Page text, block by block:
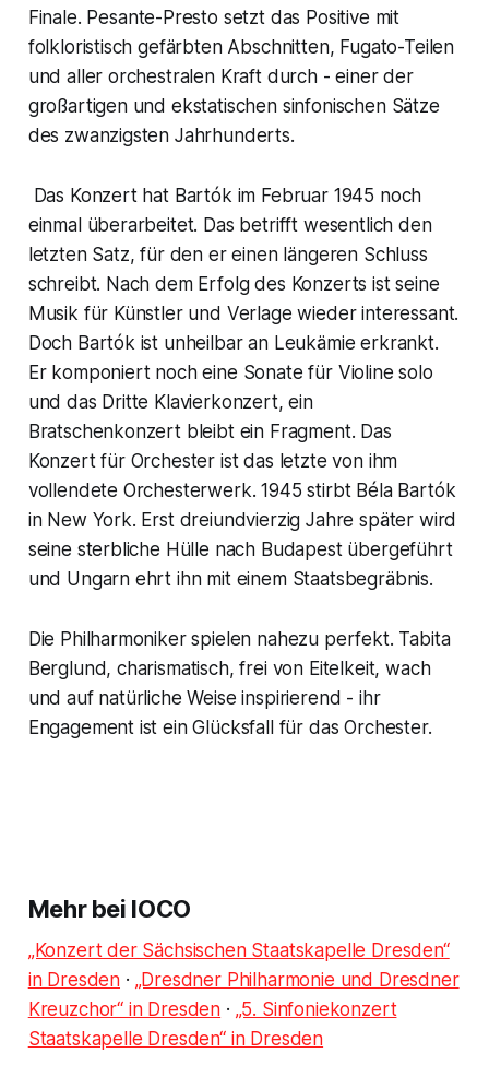
Finale. Pesante-Presto setzt das Positive mit
folkloristisch gefärbten Abschnitten, Fugato-Teilen
und aller orchestralen Kraft durch - einer der
großartigen und ekstatischen sinfonischen Sätze
des zwanzigsten Jahrhunderts.
Das Konzert hat Bartók im Februar 1945 noch
einmal überarbeitet. Das betrifft wesentlich den
letzten Satz, für den er einen längeren Schluss
schreibt. Nach dem Erfolg des Konzerts ist seine
Musik für Künstler und Verlage wieder interessant.
Doch Bartók ist unheilbar an Leukämie erkrankt.
Er komponiert noch eine Sonate für Violine solo
und das Dritte Klavierkonzert, ein
Bratschenkonzert bleibt ein Fragment. Das
Konzert für Orchester ist das letzte von ihm
vollendete Orchesterwerk. 1945 stirbt Béla Bartók
in New York. Erst dreiundvierzig Jahre später wird
seine sterbliche Hülle nach Budapest übergeführt
und Ungarn ehrt ihn mit einem Staatsbegräbnis.
Die Philharmoniker spielen nahezu perfekt. Tabita
Berglund, charismatisch, frei von Eitelkeit, wach
und auf natürliche Weise inspirierend - ihr
Engagement ist ein Glücksfall für das Orchester.
Mehr bei IOCO
„Konzert der Sächsischen Staatskapelle Dresden“
in Dresden · „Dresdner Philharmonie und Dresdner
Kreuzchor“ in Dresden · „5. Sinfoniekonzert
Staatskapelle Dresden“ in Dresden